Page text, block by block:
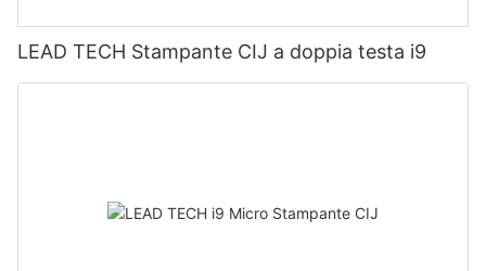
LEAD TECH Stampante CIJ a doppia testa i9